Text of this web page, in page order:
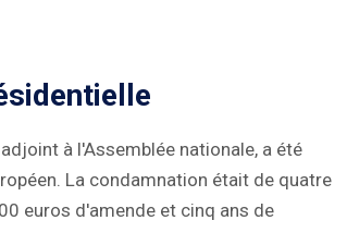
à l'Assemblée nationale, a été
La condamnation était de quatre
euros d'amende et cinq ans de